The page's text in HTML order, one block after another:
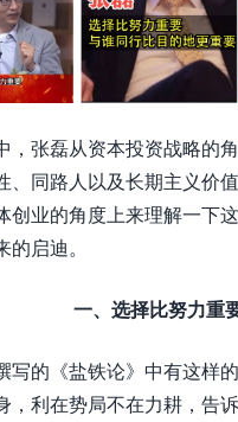
，张磊从资本投资战略的
、同路人以及长期主义价
创业的角度上来理解一下
启迪。
一、选择比努力重
写的《盐铁论》中有这样
，利在势局不在力耕，告